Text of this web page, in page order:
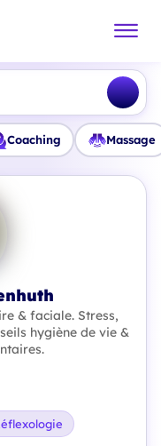
Coaching Massage
& faciale. Stress,
hygiène de vie &